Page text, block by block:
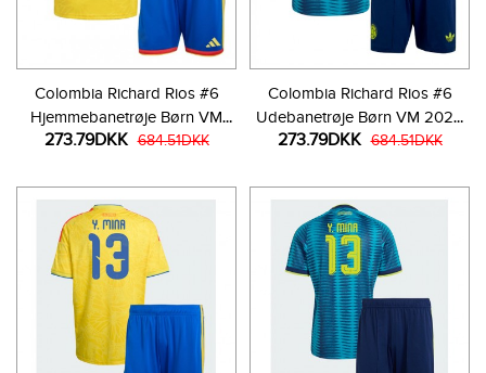
Colombia Richard Rios #6
Hjemmebanetrøje Børn VM
2026 Kortærmet (+ Korte
273.79DKK 684.51DKK
Colombia Richard Rios #6
Udebanetrøje Børn VM 2026
Kortærmet (+ Korte bukser)
273.79DKK 684.51DKK